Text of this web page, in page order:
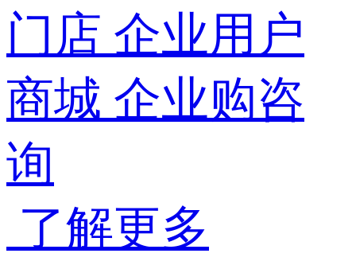
门店 企业用户
商城 企业购咨
询
了解更多